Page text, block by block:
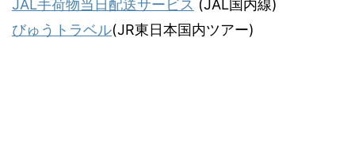
JAL手荷物当日配送サービス (JAL国内線)
びゅうトラベル(JR東日本国内ツアー)